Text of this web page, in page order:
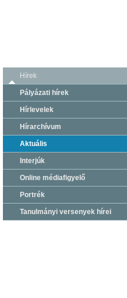
Hírek
Pályázati hírek
Hírlevelek
Hírarchívum
Aktuális
Interjúk
Online médiafigyelő
Portrék
Tanulmányi versenyek hírei